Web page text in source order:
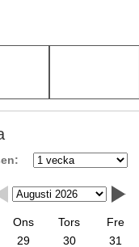
Ons Tors Fre
29 30 31